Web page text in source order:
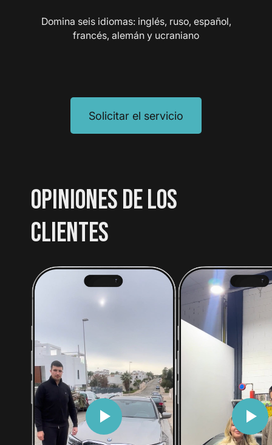
Domina seis idiomas: inglés, ruso, español,
francés, alemán y ucraniano
Solicitar el servicio
OPINIONES DE LOS
CLIENTES